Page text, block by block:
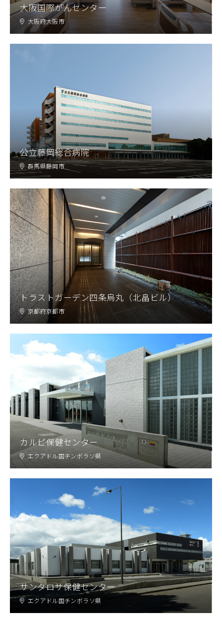
大阪国際がんセンター
大阪府大阪市
公立藤岡総合病院
群馬県藤岡市
トラストガーデン四条烏丸（北畠ビル）
京都府京都市
カルピ保健センター
エクアドル国チンボラソ県
サンタロサ保健センター
エクアドル国チンボラソ県